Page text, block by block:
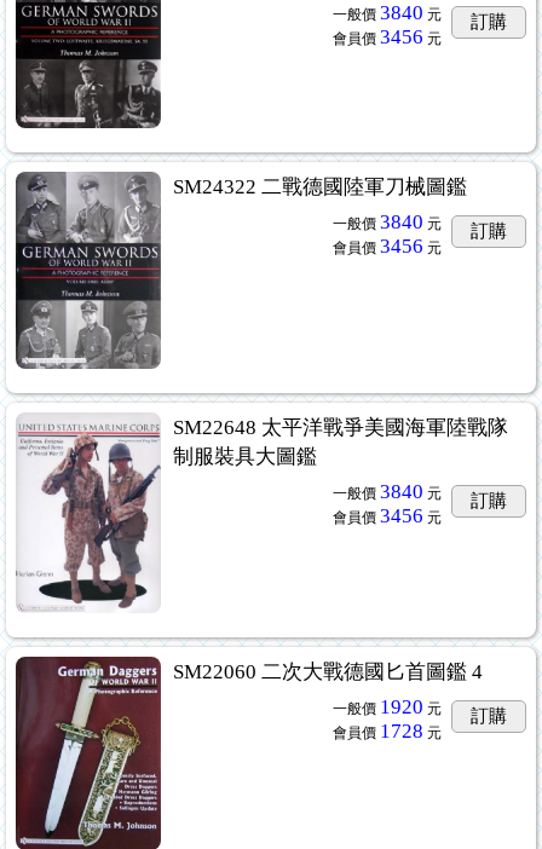
一般價 3840 元
會員價 3456 元
訂購
SM24322 二戰德國陸軍刀械圖鑑
一般價 3840 元
會員價 3456 元
訂購
SM22648 太平洋戰爭美國海軍陸戰隊
制服裝具大圖鑑
一般價 3840 元
會員價 3456 元
訂購
SM22060 二次大戰德國匕首圖鑑 4
一般價 1920 元
會員價 1728 元
訂購